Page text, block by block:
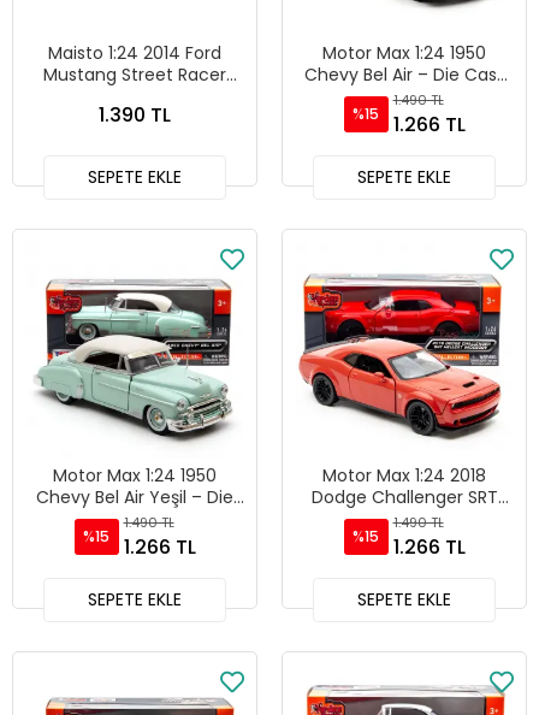
Maisto 1:24 2014 Ford
Mustang Street Racer
31506
1.390 TL
SEPETE EKLE
Motor Max 1:24 1950
Chevy Bel Air – Die Cast
Model Araba Sarı - 73268
%15
1.490 TL
1.266 TL
SEPETE EKLE
Motor Max 1:24 1950
Chevy Bel Air Yeşil – Die
Cast Model Araba 73268
%15
1.490 TL
1.266 TL
SEPETE EKLE
Motor Max 1:24 2018
Dodge Challenger SRT
Hellcat Widebody Die-
Cast Kırmızı Model Araba
- 79350
%15
1.490 TL
1.266 TL
SEPETE EKLE